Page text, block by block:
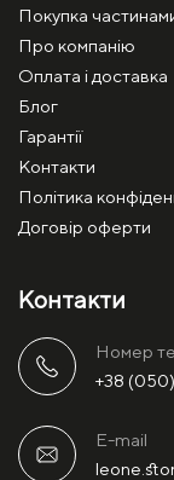
Покупка
Про компанію
Оплата і доставка
Блог
Гарантії
Контакти
Політика
Договір оферти
Контакти
Номер
+38
E-mail